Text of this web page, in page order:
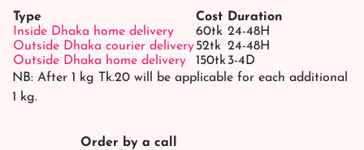
Type Cost Duration
Inside Dhaka home delivery
60tk 24-48H
Outside Dhaka courier delivery52tk 24-48H
Outside Dhaka home delivery
150tk3-4D
NB: After 1 kg Tk.20 will be applicable for each additional
1 kg.
Order by a call